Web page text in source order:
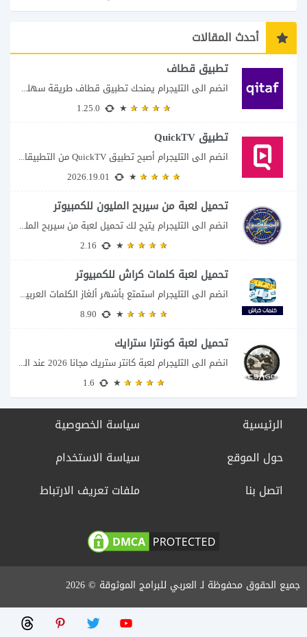
أحدث المقالات
تطبيق قطاف
انضم الى التليجرام يمنحك تطبيق قطاف طريقة سهلة لمتابعة نقاط المكافآت والاستفادة منها في...
تطبيق QuickTV
انضم الى التليجرام أصبح تطبيق QuickTV من التطبيقات التي تستهدف محبي المسلسلات السريعة، إذ...
تحميل لعبة من سيربح المليون للكمبيوتر
انضم الى التليجرام يتيح لك تحميل لعبة من سيربح المليون للكمبيوتر خوض تجربة مسابقات...
تحميل لعبة كلمات كراش للكمبيوتر
انضم الى التليجرام استمتع بأشهر ألغاز الكلمات العربية على شاشة الكمبيوتر يتيح لك تحميل...
تحميل لعبة كونترا سترايك
انضم الى التليجرام لعبة كانتر ستريك مجانا 2026 عند البحث عن تحميل Counter-Strike للكمبيوتر...
الرئيسية
حول الموقع
اتصل بنا
سياسة الخصوصية
سياسة الاستخدام
ملفات تعريف الارتباط
جميع الحقوق محفوظة لـ العربي للبرامج الموثوقة © 2026